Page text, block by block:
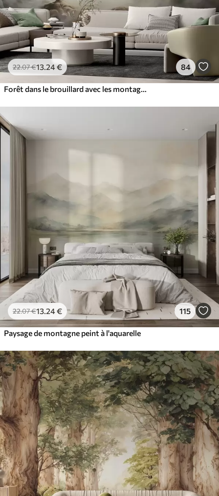
22.07€13 .24€ 84
22.07€13 .24€ 115
Paysage de montagne peint à l'aquarelle